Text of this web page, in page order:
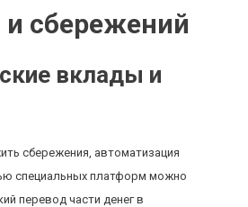
и сбережений
вклады и
сбережения, автоматизация
специальных платформ можно
перевод части денег в